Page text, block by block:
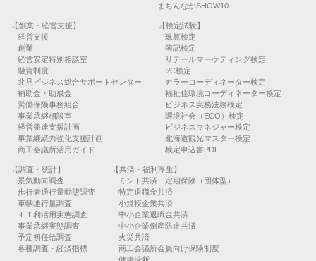
まちんなかSHOW10
【創業・経営支援】
経営支援
創業
経営安定特別相談室
融資制度
北見ビジネス総合サポートセンター
補助金・助成金
労働保険事務組合
事業承継相談室
経営発達支援計画
事業継続力強化支援計画
商工会議所活用ガイド
【検定試験】
珠算検定
簿記検定
リテールマーケティング検定
PC検定
カラーコーディネーター検定
福祉住環境コーディネーター検定
ビジネス実務法務検定
環境社会（ECO）検定
ビジネスマネジャー検定
北海道観光マスター検定
検定申込書PDF
【調査・統計】
景気動向調査
歩行者通行量動態調査
車輌通行量調査
ＩＴ利活用実態調査
事業承継実態調査
予定初任給調査
各種調査・経済指標
【共済・福利厚生】
ミント共済 定期保険（団体型）
特定退職金共済
小規模企業共済
中小企業退職金共済
中小企業倒産防止共済
火災共済
商工会議所会員向け保険制度